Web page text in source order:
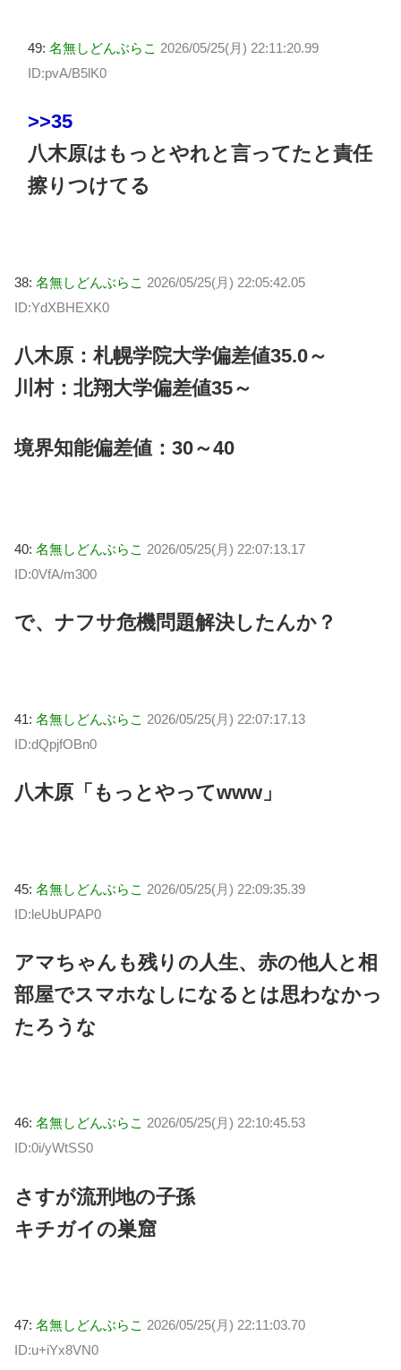
49: 名無しどんぶらこ 2026/05/25(月) 22:11:20.99
ID:pvA/B5lK0
>>35
八木原はもっとやれと言ってたと責任
擦りつけてる
38: 名無しどんぶらこ 2026/05/25(月) 22:05:42.05
ID:YdXBHEXK0
八木原：札幌学院大学偏差値35.0～
川村：北翔大学偏差値35～
境界知能偏差値：30～40
40: 名無しどんぶらこ 2026/05/25(月) 22:07:13.17
ID:0VfA/m300
で、ナフサ危機問題解決したんか？
41: 名無しどんぶらこ 2026/05/25(月) 22:07:17.13
ID:dQpjfOBn0
八木原「もっとやってwww」
45: 名無しどんぶらこ 2026/05/25(月) 22:09:35.39
ID:leUbUPAP0
アマちゃんも残りの人生、赤の他人と相
部屋でスマホなしになるとは思わなかっ
たろうな
46: 名無しどんぶらこ 2026/05/25(月) 22:10:45.53
ID:0i/yWtSS0
さすが流刑地の子孫
キチガイの巣窟
47: 名無しどんぶらこ 2026/05/25(月) 22:11:03.70
ID:u+iYx8VN0